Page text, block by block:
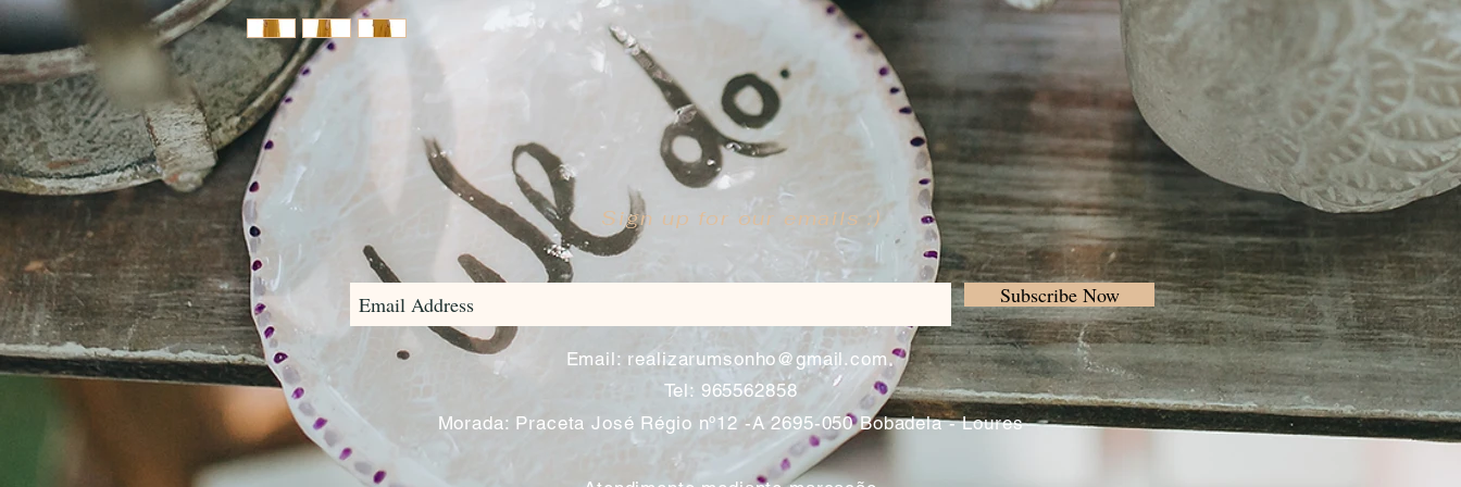
Sign up for our emails :)
Subscribe Now
Email: realizarumsonho@gmail.com
Tel: 965562858
Morada: Praceta José Régio nº12 -A 2695-050 Bobadela - Loures